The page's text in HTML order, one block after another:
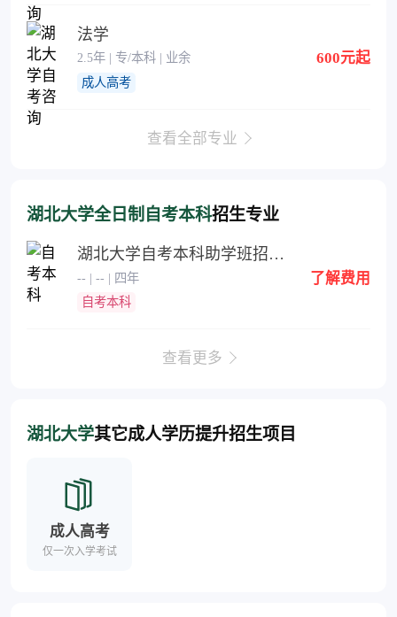
法学
2.5年 | 专/本科 | 业余
成人高考
600元起
查看全部专业
湖北大学全日制自考本科招生专业
湖北大学自考本科助学班招生简章
-- | -- | 四年
自考本科
了解费用
查看更多
湖北大学其它成人学历提升招生项目
成人高考
仅一次入学考试